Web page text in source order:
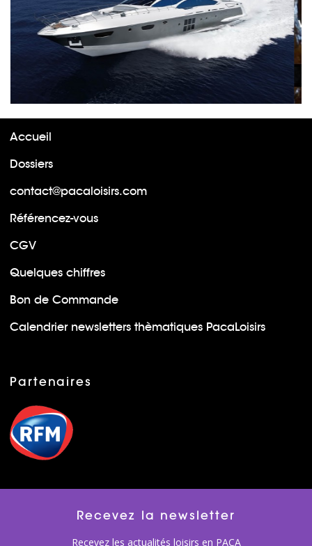
Accueil
Dossiers
contact@pacaloisirs.com
Référencez-vous
CGV
Quelques chiffres
Bon de Commande
Calendrier newsletters thèmatiques PacaLoisirs
Partenaires
Recevez la newsletter
Recevez les actualités loisirs en PACA